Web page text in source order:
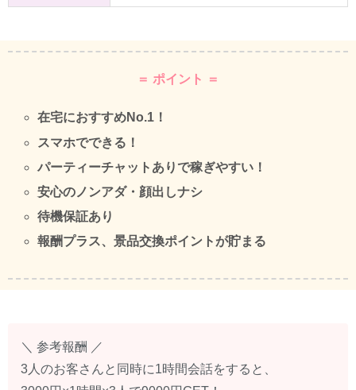
＝ ポイント ＝
在宅におすすめNo.1！
スマホでできる！
パーティーチャットありで稼ぎやすい！
安心のノンアダ・顔出しナシ
待機保証あり
報酬プラス、景品交換ポイントが貯まる
＼ 参考報酬 ／
3人のお客さんと同時に1時間会話をすると、